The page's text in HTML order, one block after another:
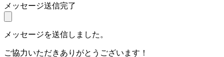
メッセージ送信完了
メッセージを送信しました。
ご協力いただきありがとうございます！